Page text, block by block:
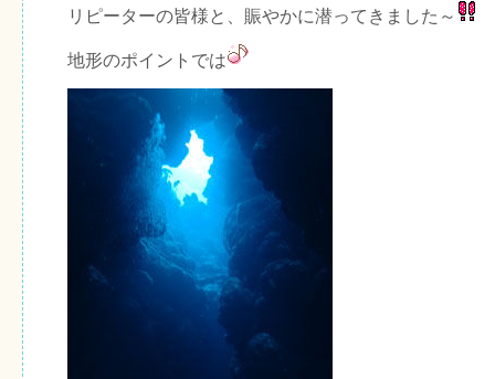
リピーターの皆様と、賑やかに潜ってきました～
地形のポイントでは